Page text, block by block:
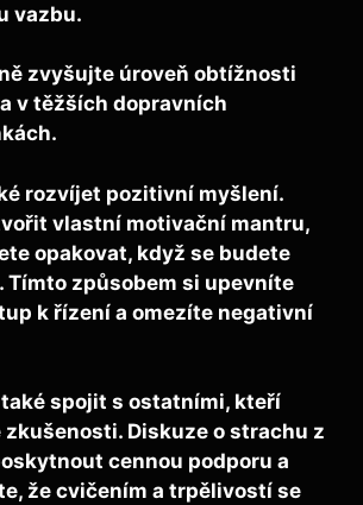
vazbu.
zvyšujte úroveň obtížnosti
v těžších dopravních
rozvíjet pozitivní myšlení.
vlastní motivační mantru,
opakovat, když se budete
způsobem si upevníte
k řízení a omezíte negativní
spojit s ostatními, kteří
zkušenosti. Diskuze o strachu z
cennou podporu a
že cvičením a trpělivostí se